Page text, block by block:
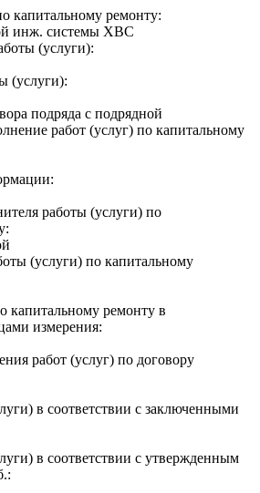
капитальному ремонту:
инж. системы ХВС
(услуги):
(услуги):
подряда с подрядной
работ (услуг) по капитальному
работы (услуги) по
(услуги) по капитальному
капитальному ремонту в
измерения:
работ (услуг) по договору
в соответствии с заключенными
в соответствии с утвержденным